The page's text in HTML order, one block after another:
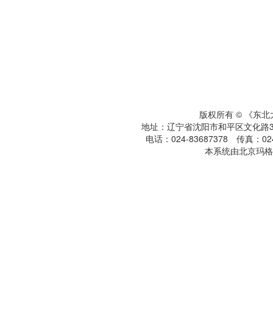
版权所有 © 《东北
地址：辽宁省沈阳市和平区文化
电话：024-83687378 传真：
本系统由北京玛